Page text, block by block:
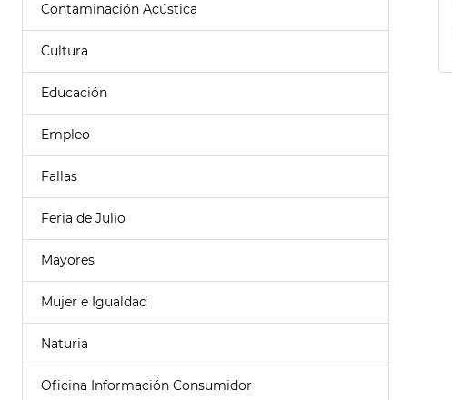
Contaminación Acústica
Cultura
Educación
Empleo
Fallas
Feria de Julio
Mayores
Mujer e Igualdad
Naturia
Oficina Información Consumidor